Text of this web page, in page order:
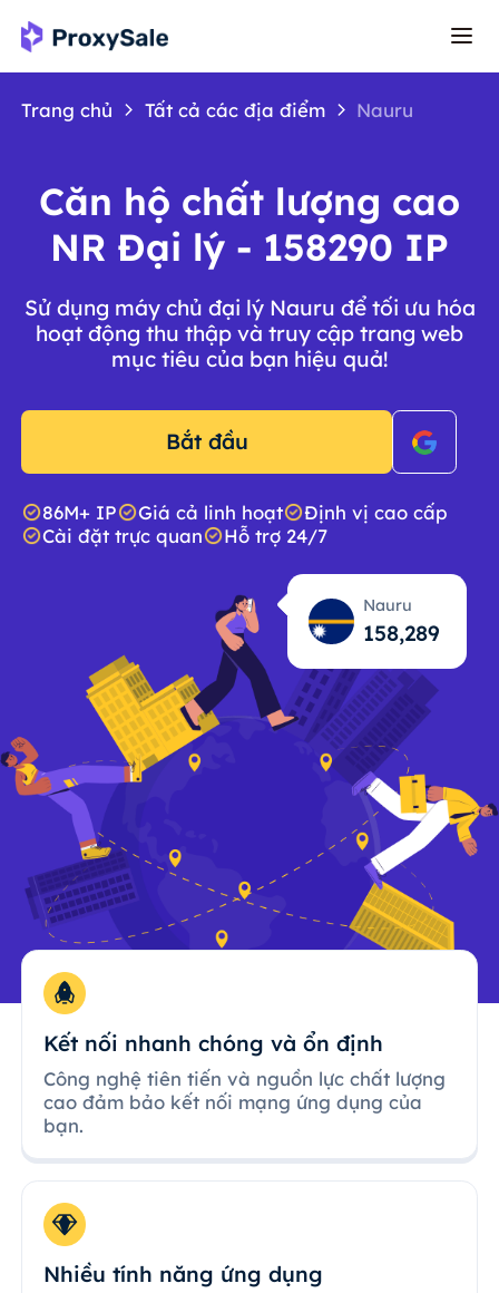
Trang chủ Tất cả các địa điểm Nauru
Căn hộ chất lượng cao
NR Đại lý - 158290 IP
Sử dụng máy chủ đại lý Nauru để tối ưu hóa
hoạt động thu thập và truy cập trang web
mục tiêu của bạn hiệu quả!
Bắt đầu
86M+ IP Giá cả linh hoạt
Định vị cao cấp
Cài đặt trực quan
Hỗ trợ 24/7
Nauru
158,290
Kết nối nhanh chóng và ổn định
Công nghệ tiên tiến và nguồn lực chất lượng
cao đảm bảo kết nối mạng ứng dụng của
bạn.
Nhiều tính năng ứng dụng